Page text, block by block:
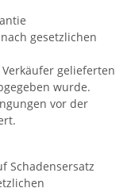
gesetzlichen
gelieferten
wurde.
vor der
Schadensersatz